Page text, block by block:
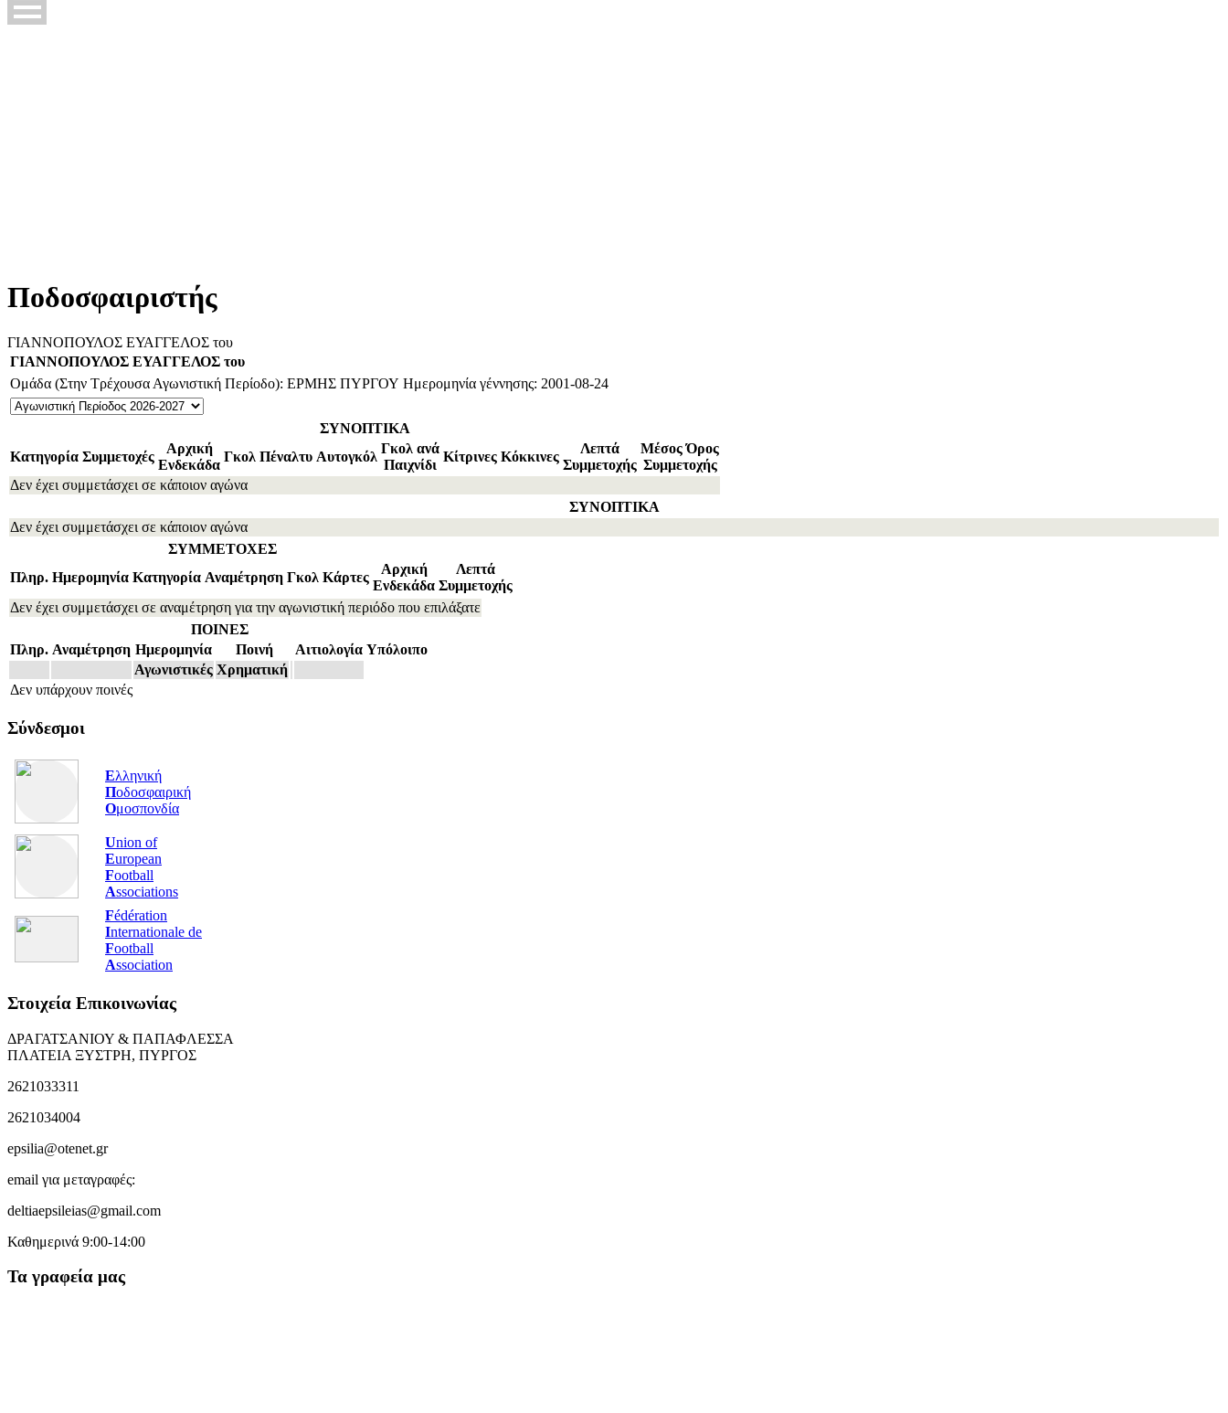
Ποδοσφαιριστής
ΓΙΑΝΝΟΠΟΥΛΟΣ ΕΥΑΓΓΕΛΟΣ του
ΓΙΑΝΝΟΠΟΥΛΟΣ ΕΥΑΓΓΕΛΟΣ του
Ομάδα (Στην Τρέχουσα Αγωνιστική Περίοδο): ΕΡΜΗΣ ΠΥΡΓΟΥ Ημερομηνία γέννησης: 2001-08-24
ΣΥΝΟΠΤΙΚΑ
Κατηγορία Συμμετοχές
Αρχική
Ενδεκάδα
Γκολ Πέναλτυ Αυτογκόλ
Γκολ ανά
Παιχνίδι
Κίτρινες Κόκκινες
Λεπτά
Συμμετοχής
Μέσος Όρος
Συμμετοχής
Δεν έχει συμμετάσχει σε κάποιον αγώνα
ΣΥΝΟΠΤΙΚΑ
Δεν έχει συμμετάσχει σε κάποιον αγώνα
ΣΥΜΜΕΤΟΧΕΣ
Πληρ. Ημερομηνία Κατηγορία Αναμέτρηση Γκολ Κάρτες
Αρχική
Ενδεκάδα
Λεπτά
Συμμετοχής
Δεν έχει συμμετάσχει σε αναμέτρηση για την αγωνιστική περιόδο που επιλάξατε
ΠΟΙΝΕΣ
Πληρ. Αναμέτρηση Ημερομηνία Ποινή Αιτιολογία Υπόλοιπο
Αγωνιστικές Χρηματική
Δεν υπάρχουν ποινές
Σύνδεσμοι
Ελληνική
Ποδοσφαιρική
Ομοσπονδία
Union of
European
Football
Associations
Fédération
Internationale de
Football
Association
Στοιχεία Επικοινωνίας
ΔΡΑΓΑΤΣΑΝΙΟΥ & ΠΑΠΑΦΛΕΣΣΑ
ΠΛΑΤΕΙΑ ΞΥΣΤΡΗ, ΠΥΡΓΟΣ
2621033311
2621034004
epsilia@otenet.gr
email για μεταγραφές:
deltiaepsileias@gmail.com
Καθημερινά 9:00-14:00
Τα γραφεία μας